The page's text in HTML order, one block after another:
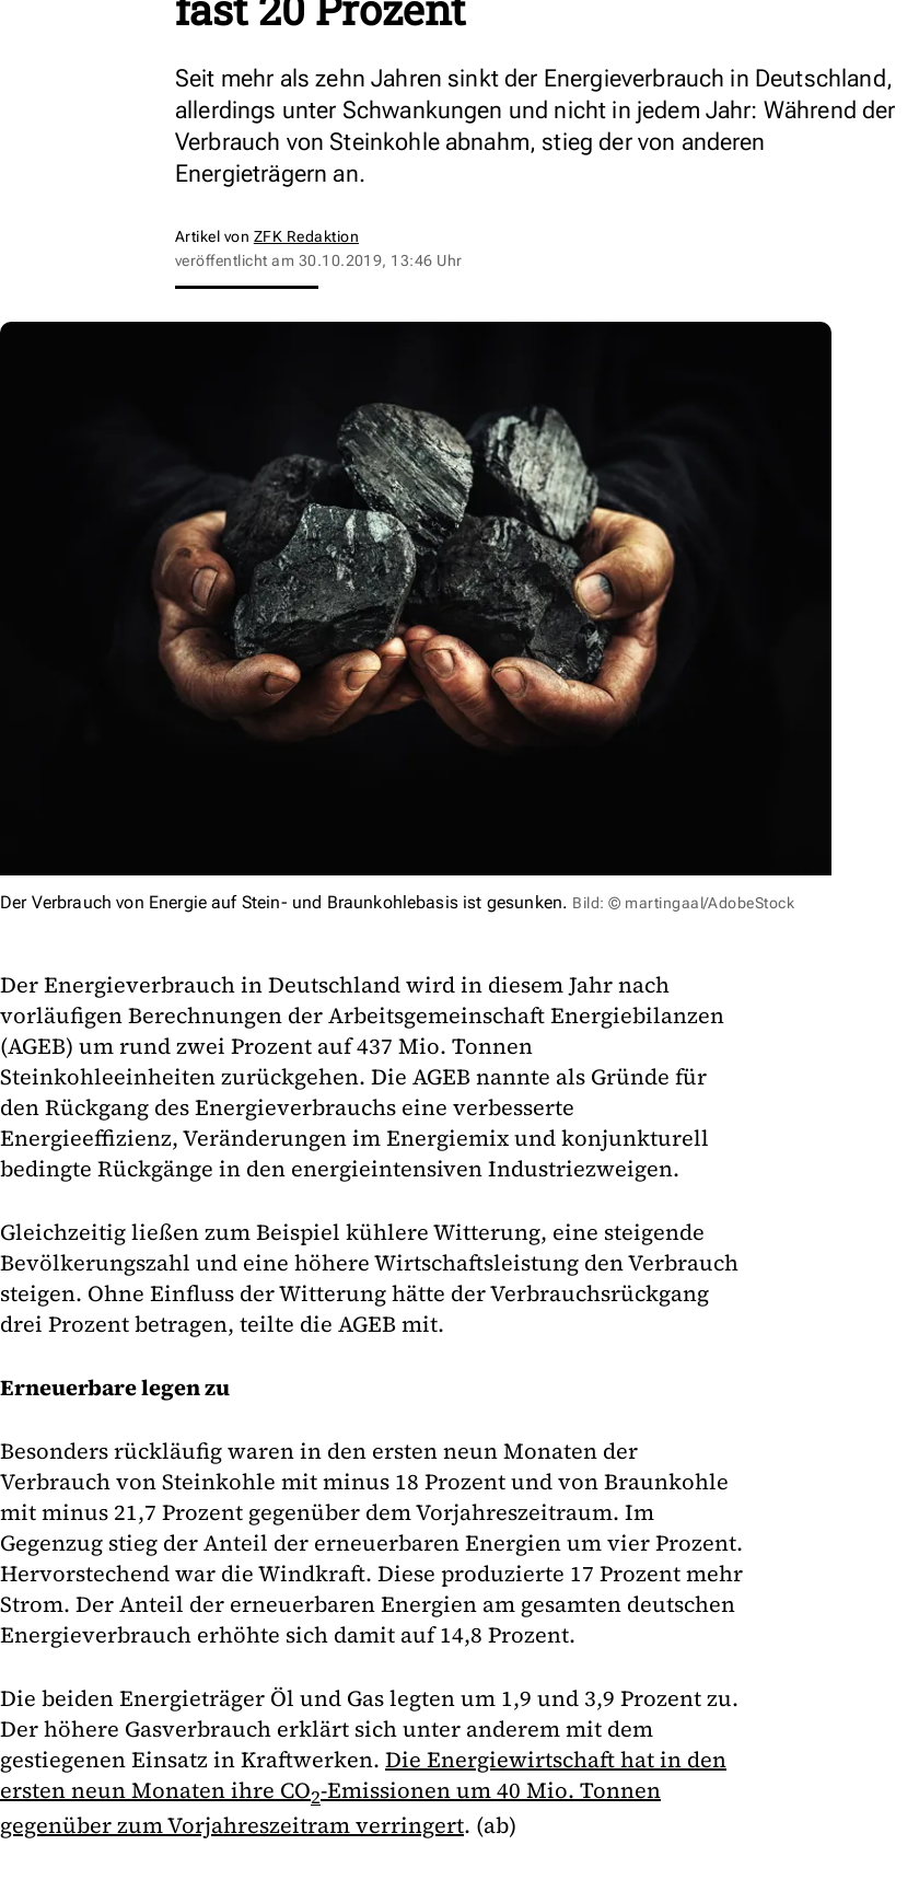
Seit mehr als zehn Jahren sinkt der Energieverbrauch in Deutschland,
allerdings unter Schwankungen und nicht in jedem Jahr: Während der
Verbrauch von Steinkohle abnahm, stieg der von anderen
Energieträgern an.
Artikel von ZFK Redaktion
veröffentlicht am 30.10.2019, 13:46 Uhr
Der Verbrauch von Energie auf Stein- und Braunkohlebasis ist gesunken. Bild: © martingaal/AdobeStock
Der Energieverbrauch in Deutschland wird in diesem Jahr nach
vorläufigen Berechnungen der Arbeitsgemeinschaft Energiebilanzen
(AGEB) um rund zwei Prozent auf 437 Mio. Tonnen
Steinkohleeinheiten zurückgehen. Die AGEB nannte als Gründe für
den Rückgang des Energieverbrauchs eine verbesserte
Energieeffizienz, Veränderungen im Energiemix und konjunkturell
bedingte Rückgänge in den energieintensiven Industriezweigen.
Gleichzeitig ließen zum Beispiel kühlere Witterung, eine steigende
Bevölkerungszahl und eine höhere Wirtschaftsleistung den Verbrauch
steigen. Ohne Einfluss der Witterung hätte der Verbrauchsrückgang
drei Prozent betragen, teilte die AGEB mit.
Erneuerbare legen zu
Besonders rückläufig waren in den ersten neun Monaten der
Verbrauch von Steinkohle mit minus 18 Prozent und von Braunkohle
mit minus 21,7 Prozent gegenüber dem Vorjahreszeitraum. Im
Gegenzug stieg der Anteil der erneuerbaren Energien um vier Prozent.
Hervorstechend war die Windkraft. Diese produzierte 17 Prozent mehr
Strom. Der Anteil der erneuerbaren Energien am gesamten deutschen
Energieverbrauch erhöhte sich damit auf 14,8 Prozent.
Die beiden Energieträger Öl und Gas legten um 1,9 und 3,9 Prozent zu.
Der höhere Gasverbrauch erklärt sich unter anderem mit dem
gestiegenen Einsatz in Kraftwerken. Die Energiewirtschaft hat in den
ersten neun Monaten ihre CO2-Emissionen um 40 Mio. Tonnen
gegenüber zum Vorjahreszeitram verringert. (ab)